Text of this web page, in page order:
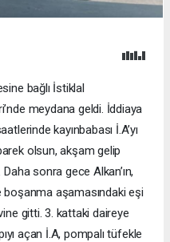
bağlı İstiklal
meydana geldi. İddiaya
kayınbabası İ.A’yı
olsun, akşam gelip
sonra gece Alkan’ın,
boşanma aşamasındaki eşi
gitti. 3. kattaki daireye
açan İ.A, pompalı tüfekle